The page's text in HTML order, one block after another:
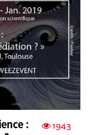
1943
: